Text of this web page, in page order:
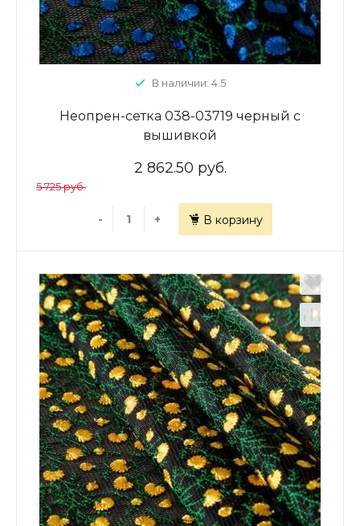
В наличии: 4.5
Неопрен-сетка 038-03719 черный с
вышивкой
2 862.50 руб.
5 725 руб.
- + В корзину